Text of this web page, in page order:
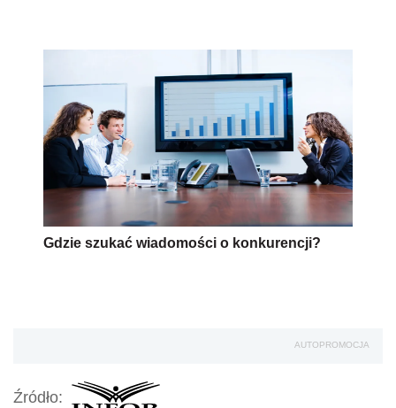
Gdzie szukać wiadomości o konkurencji?
AUTOPROMOCJA
Źródło: